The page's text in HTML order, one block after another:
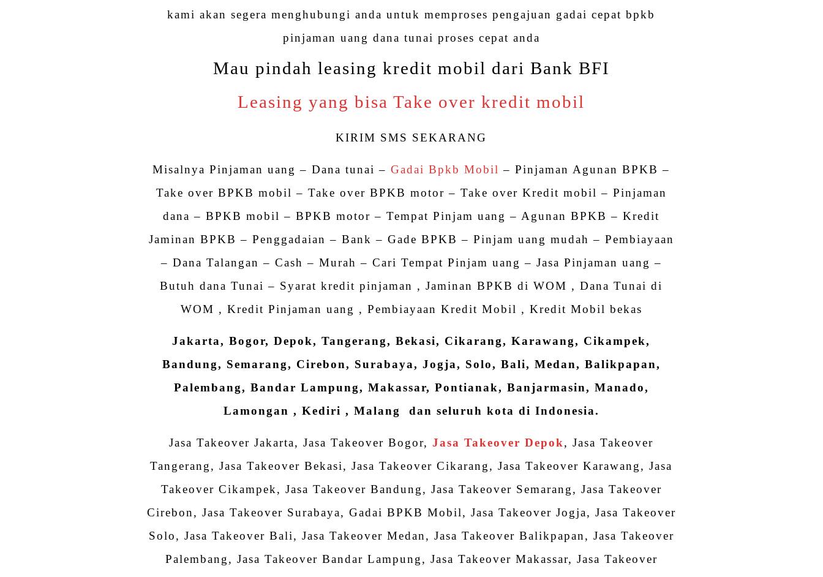
kami akan segera menghubungi anda untuk memproses pengajuan gadai cepat bpkb
pinjaman uang dana tunai proses cepat anda
Mau pindah leasing kredit mobil dari Bank BFI
Leasing yang bisa Take over kredit mobil
KIRIM SMS SEKARANG
Misalnya Pinjaman uang – Dana tunai –Gadai Bpkb Mobil – Pinjaman Agunan BPKB –
Take over BPKB mobil – Take over BPKB motor – Take over Kredit mobil – Pinjaman
dana – BPKB mobil – BPKB motor – Tempat Pinjam uang – Agunan BPKB – Kredit
Jaminan BPKB – Penggadaian – Bank – Gade BPKB – Pinjam uang mudah – Pembiayaan
– Dana Talangan – Cash – Murah – Cari Tempat Pinjam uang – Jasa Pinjaman uang –
Butuh dana Tunai – Syarat kredit pinjaman , Jaminan BPKB di WOM , Dana Tunai di
WOM , Kredit Pinjaman uang , Pembiayaan Kredit Mobil , Kredit Mobil bekas
Jakarta, Bogor, Depok, Tangerang, Bekasi, Cikarang, Karawang, Cikampek,
Bandung, Semarang, Cirebon, Surabaya, Jogja, Solo, Bali, Medan, Balikpapan,
Palembang, Bandar Lampung, Makassar, Pontianak, Banjarmasin, Manado,
Lamongan , Kediri , Malang dan seluruh kota di Indonesia.
Jasa Takeover Jakarta, Jasa Takeover Bogor,Jasa Takeover Depok, Jasa Takeover
Tangerang, Jasa Takeover Bekasi, Jasa Takeover Cikarang, Jasa Takeover Karawang, Jasa
Takeover Cikampek, Jasa Takeover Bandung, Jasa Takeover Semarang, Jasa Takeover
Cirebon, Jasa Takeover Surabaya, Gadai BPKB Mobil, Jasa Takeover Jogja, Jasa Takeover
Solo, Jasa Takeover Bali, Jasa Takeover Medan, Jasa Takeover Balikpapan, Jasa Takeover
Palembang, Jasa Takeover Bandar Lampung, Jasa Takeover Makassar, Jasa Takeover